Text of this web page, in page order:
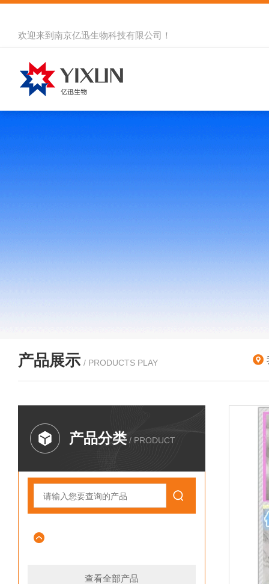
欢迎来到 南京亿迅生物科技有限公司 ！
产品展示 / PRODUCTS PLAY
产品分类 / PRODUCT
查看全部产品